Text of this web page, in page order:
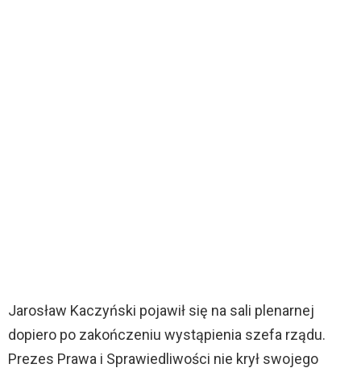
Jarosław Kaczyński pojawił się na sali plenarnej
dopiero po zakończeniu wystąpienia szefa rządu.
Prezes Prawa i Sprawiedliwości nie krył swojego